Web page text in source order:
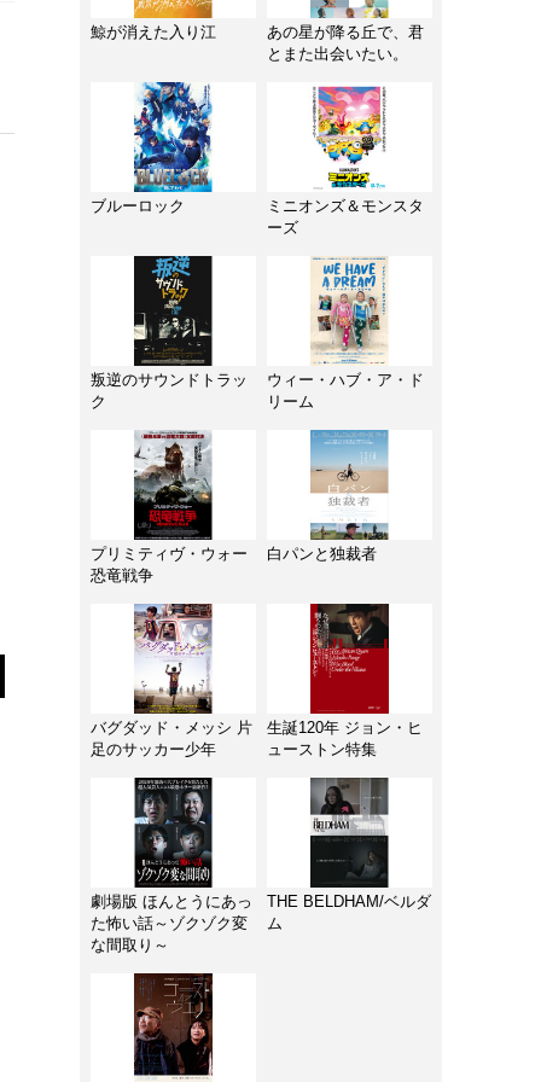
鯨が消えた入り江
あの星が降る丘で、君
とまた出会いたい。
ブルーロック
ミニオンズ＆モンスタ
ーズ
叛逆のサウンドトラッ
ク
ウィー・ハブ・ア・ド
リーム
プリミティヴ・ウォー
恐竜戦争
白パンと独裁者
バグダッド・メッシ 片
足のサッカー少年
生誕120年 ジョン・ヒ
ューストン特集
劇場版 ほんとうにあっ
た怖い話～ゾクゾク変
な間取り～
THE BELDHAM/ベルダ
ム